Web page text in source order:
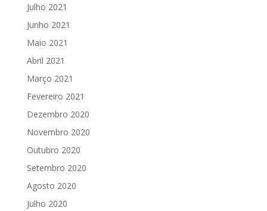
Julho 2021
Junho 2021
Maio 2021
Abril 2021
Março 2021
Fevereiro 2021
Dezembro 2020
Novembro 2020
Outubro 2020
Setembro 2020
Agosto 2020
Julho 2020